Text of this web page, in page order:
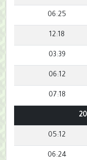
06:25
12:18
03:39
06:12
07:18
05:12
06:24